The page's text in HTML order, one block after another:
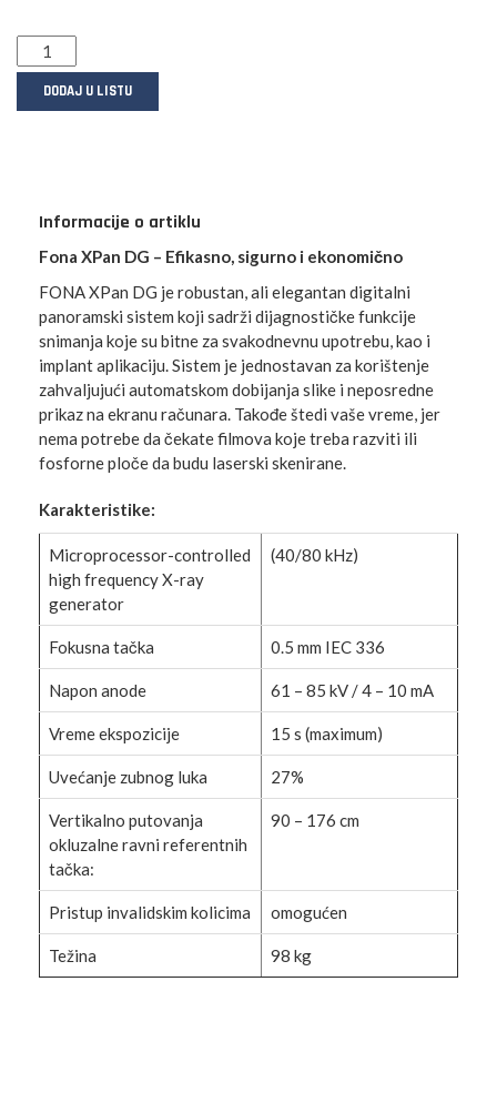
DODAJ U LISTU
Informacije o artiklu
Fona XPan DG – Efikasno, sigurno i ekonomično
FONA XPan DG je robustan, ali elegantan digitalni
panoramski sistem koji sadrži dijagnostičke funkcije
snimanja koje su bitne za svakodnevnu upotrebu, kao i
implant aplikaciju. Sistem je jednostavan za korištenje
zahvaljujući automatskom dobijanja slike i neposredne
prikaz na ekranu računara. Takođe štedi vaše vreme, jer
nema potrebe da čekate filmova koje treba razviti ili
fosforne ploče da budu laserski skenirane.
Karakteristike:
Microprocessor-controlled
high frequency X-ray
generator
(40/80 kHz)
Fokusna tačka 0.5 mm IEC 336
Napon anode 61 – 85 kV / 4 – 10 mA
Vreme ekspozicije 15 s (maximum)
Uvećanje zubnog luka 27%
Vertikalno putovanja
okluzalne ravni referentnih
tačka:
90 – 176 cm
Pristup invalidskim kolicima omogućen
Težina 98 kg